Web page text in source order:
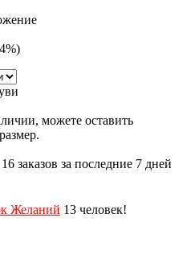
можете оставить
16 заказов за последние 7 дней
Желаний 13 человек!